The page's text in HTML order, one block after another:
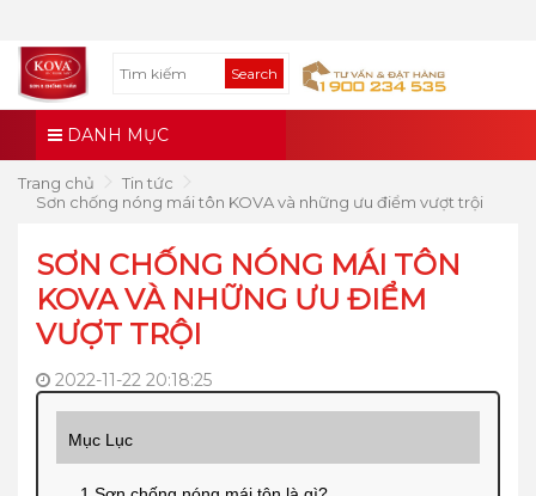
Search
DANH MỤC
Trang chủ
Tin tức
Sơn chống nóng mái tôn KOVA và những ưu điểm vượt trội
SƠN CHỐNG NÓNG MÁI TÔN
KOVA VÀ NHỮNG ƯU ĐIỂM
VƯỢT TRỘI
2022-11-22 20:18:25
Mục Lục